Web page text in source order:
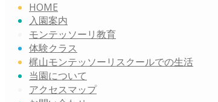
HOME
入園案内
モンテッソーリ教育
体験クラス
梶山モンテッソーリスクールでの生活
当園について
アクセスマップ